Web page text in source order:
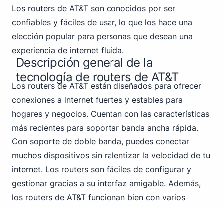
Los routers de AT&T son conocidos por ser
confiables y fáciles de usar, lo que los hace una
elección popular para personas que desean una
experiencia de internet fluida.
Descripción general de la
tecnología de routers de AT&T
Los routers de AT&T están diseñados para ofrecer
conexiones a internet fuertes y estables para
hogares y negocios. Cuentan con las características
más recientes para soportar banda ancha rápida.
Con soporte de doble banda, puedes conectar
muchos dispositivos sin ralentizar la velocidad de tu
internet. Los routers son fáciles de configurar y
gestionar gracias a su interfaz amigable. Además,
los routers de AT&T funcionan bien con varios